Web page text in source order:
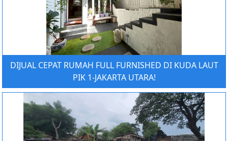
DIJUAL CEPAT RUMAH FULL FURNISHED DI KUDA LAUT
PIK 1-JAKARTA UTARA!